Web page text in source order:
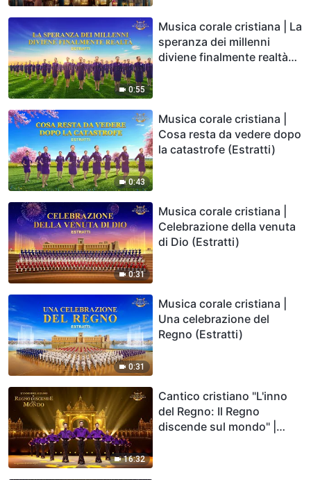
0:55
Musica corale cristiana | La
speranza dei millenni
diviene finalmente realtà
0:43
Musica corale cristiana |
Cosa resta da vedere dopo
la catastrofe (Estratti)
0:31
Musica corale cristiana |
Celebrazione della venuta
di Dio (Estratti)
0:31
Musica corale cristiana |
Una celebrazione del
Regno (Estratti)
16:32
Cantico cristiano "L'inno
del Regno: Il Regno
discende sul mondo" |